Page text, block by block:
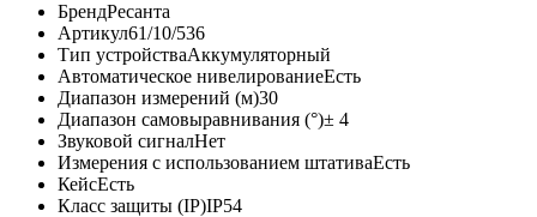
БрендРесанта
Артикул61/10/536
Тип устройстваАккумуляторный
Автоматическое нивелированиеЕсть
Диапазон измерений (м)30
Диапазон самовыравнивания (°)± 4
Звуковой сигналНет
Измерения с использованием штативаЕсть
КейсЕсть
Класс защиты (IP)IP54